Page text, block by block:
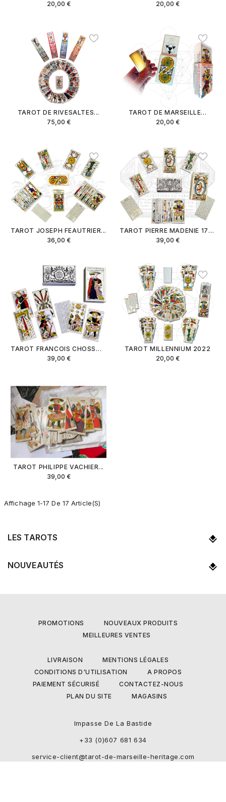
20,00 €
20,00 €
TAROT DE RIVESALTES...
75,00 €
TAROT DE MARSEILLE...
20,00 €
TAROT JOSEPH FEAUTRIER...
36,00 €
TAROT PIERRE MADENIE 1709
39,00 €
TAROT FRANCOIS CHOSSON...
39,00 €
TAROT MILLENNIUM 2022
20,00 €
TAROT PHILIPPE VACHIER...
39,00 €
Affichage 1-17 De 17 Article(s)
LES TAROTS
NOUVEAUTÉS
PROMOTIONS
NOUVEAUX PRODUITS
MEILLEURES VENTES
LIVRAISON
MENTIONS LÉGALES
CONDITIONS D'UTILISATION
A PROPOS
PAIEMENT SÉCURISÉ
CONTACTEZ-NOUS
PLAN DU SITE
MAGASINS
Impasse De La Bastide
+33 (0)607 681 634
service-client@tarot-de-marseille-heritage.com